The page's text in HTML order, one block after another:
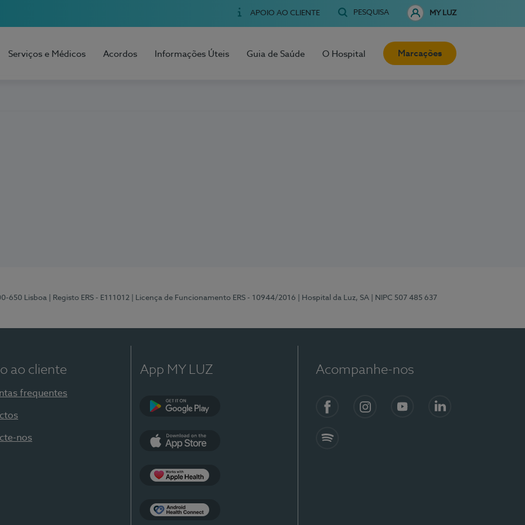
APOIO AO CLIENTE PESQUISA MY LUZ
Serviços e Médicos Acordos Informações Úteis Guia de Saúde O Hospital Marcações
650 Lisboa | Registo ERS - E111012 | Licença de Funcionamento ERS - 10944/2016 | Hospital da Luz, SA | NIPC 507 485 637
ao cliente
frequentes
nos
App MY LUZ Acompanhe-nos